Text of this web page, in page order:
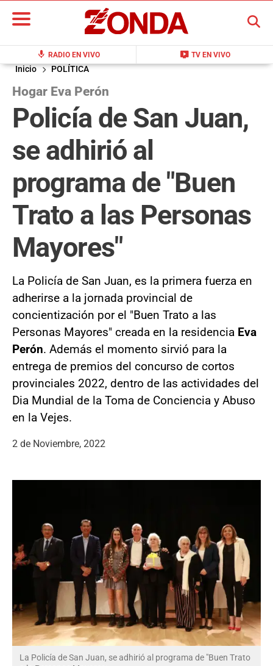
mic RADIO EN VIVO live_tv TV EN VIVO
BUSCAR
Inicio POLÍTICA
Hogar Eva Perón
Policía de San Juan,
se adhirió al
programa de "Buen
Trato a las Personas
Mayores"
La Policía de San Juan, es la primera fuerza en
adherirse a la jornada provincial de
concientización por el "Buen Trato a las
Personas Mayores" creada en la residencia Eva
Perón. Además el momento sirvió para la
entrega de premios del concurso de cortos
provinciales 2022, dentro de las actividades del
Dia Mundial de la Toma de Conciencia y Abuso
en la Vejes.
2 de Noviembre, 2022
La Policía de San Juan, se adhirió al programa de "Buen Trato